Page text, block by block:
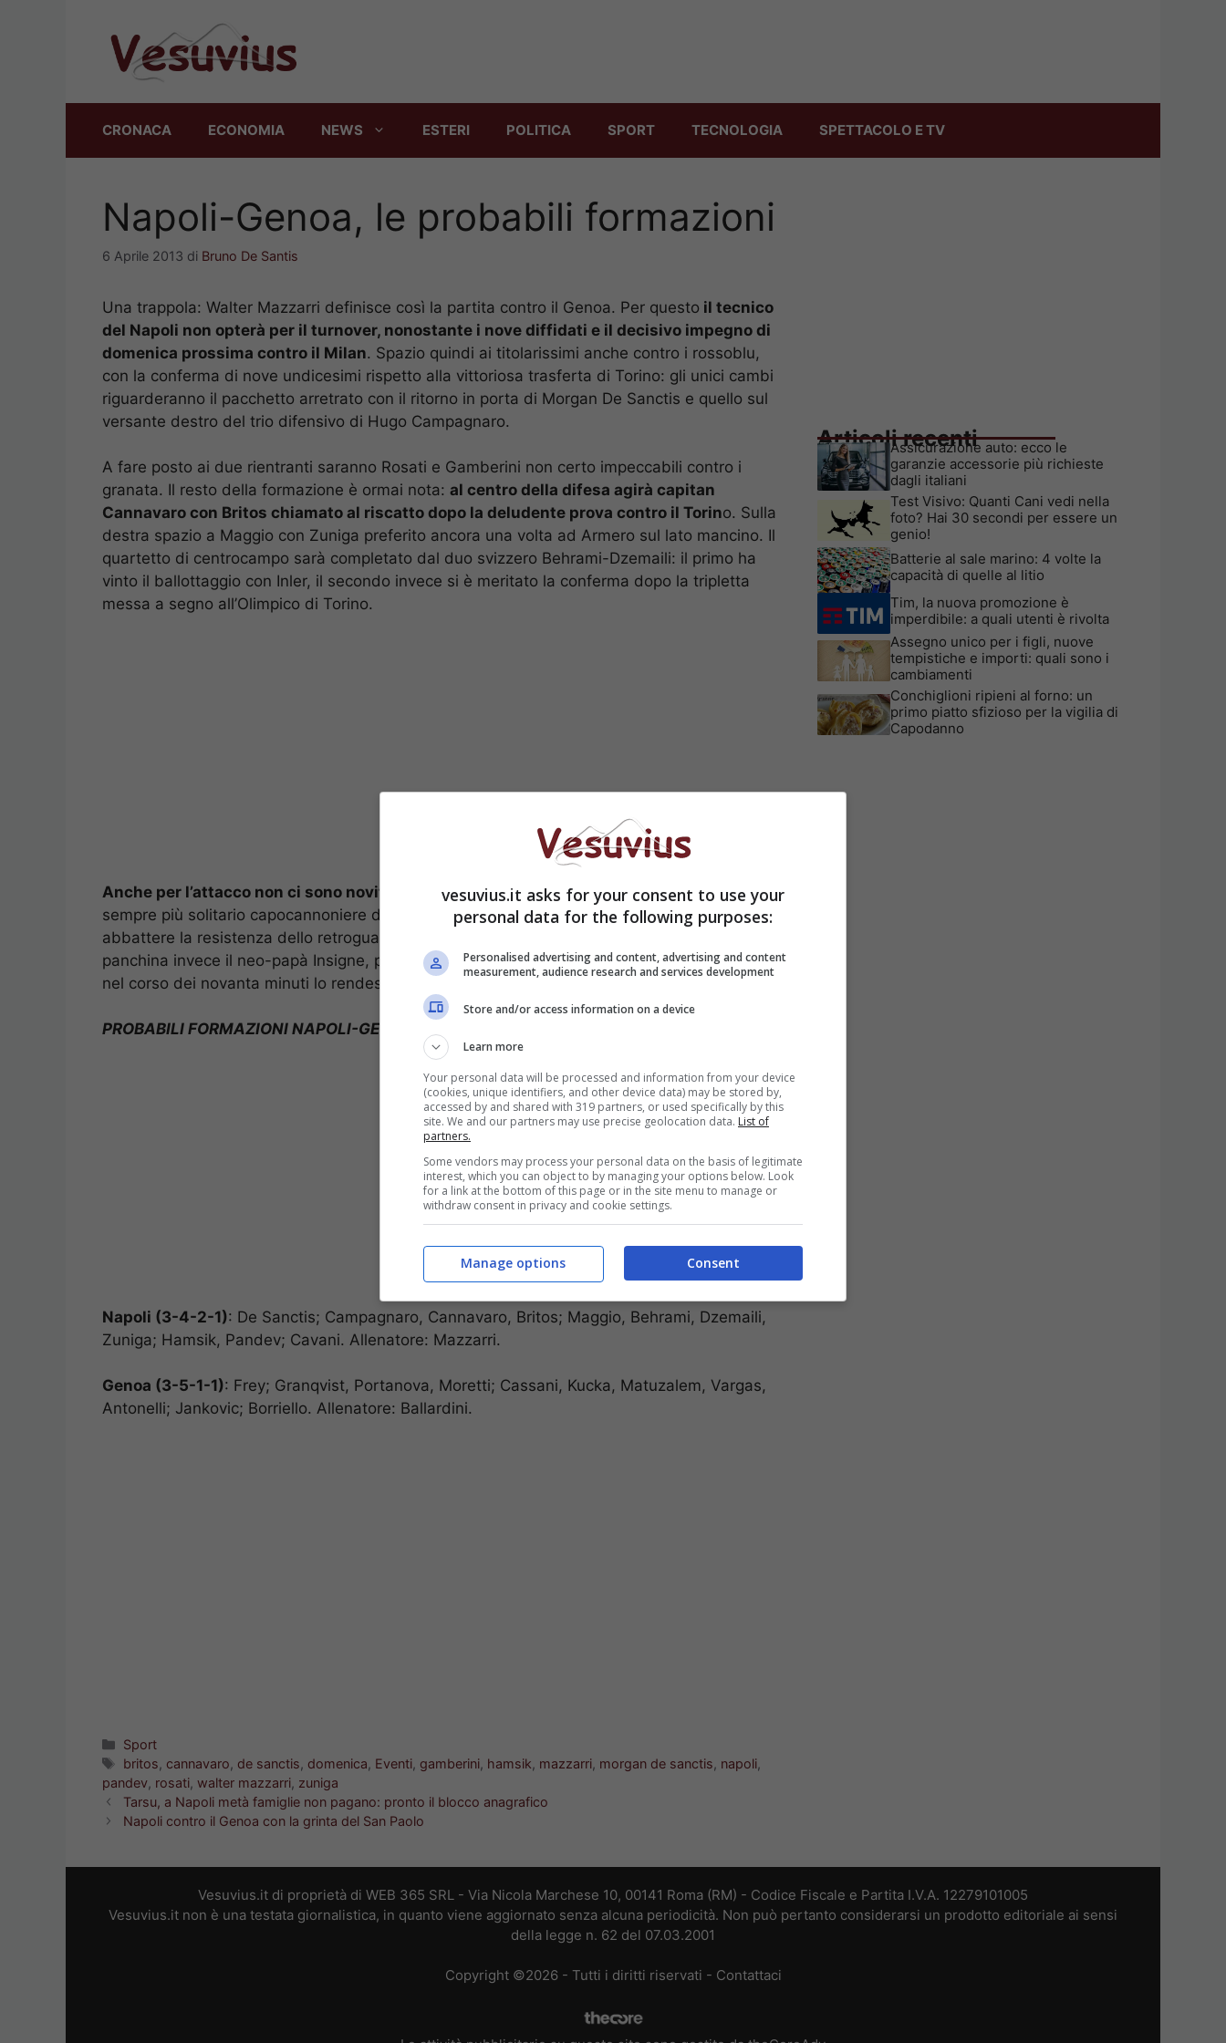
CRONACA ECONOMIA NEWS ESTERI POLITICA SPORT TECNOLOGIA SPETTACOLO E TV
Napoli-Genoa, le probabili formazioni
6 Aprile 2013 di Bruno De Santis
Una trappola: Walter Mazzarri definisce così la partita contro il Genoa. Per questo il tecnico
del Napoli non opterà per il turnover, nonostante i nove diffidati e il decisivo impegno di
domenica prossima contro il Milan. Spazio quindi ai titolarissimi anche contro i rossoblu,
con la conferma di nove undicesimi rispetto alla vittoriosa trasferta di Torino: gli unici cambi
riguarderanno il pacchetto arretrato con il ritorno in porta di Morgan De Sanctis e quello sul
versante destro del trio difensivo di Hugo Campagnaro.
A fare posto ai due rientranti saranno Rosati e Gamberini non certo impeccabili contro i
granata. Il resto della formazione è ormai nota: al centro della difesa agirà capitan
Cannavaro con Britos chiamato al riscatto dopo la deludente prova contro il Torino. Sulla
destra spazio a Maggio con Zuniga preferito ancora una volta ad Armero sul lato mancino. Il
quartetto di centrocampo sarà completato dal duo svizzero Behrami-Dzemaili: il primo ha
vinto il ballottaggio con Inler, il secondo invece si è meritato la conferma dopo la tripletta
messa a segno all’Olimpico di Torino.
Anche per l’attacco non ci sono novità: Hamsik e Pandev agiranno tra le linee, mentre il
sempre più solitario capocannoniere della Serie A, Edinson Cavani, sarà chiamato ad
abbattere la resistenza dello retroguardia del Genoa del suo ex allenatore Ballardini. In
panchina invece il neo-papà Insigne, pronto a dare il suo contributo alla causa se gli eventi
nel corso dei novanta minuti lo rendessero necessario.
PROBABILI FORMAZIONI NAPOLI-GENOA
Napoli (3-4-2-1): De Sanctis; Campagnaro, Cannavaro, Britos; Maggio, Behrami, Dzemaili,
Zuniga; Hamsik, Pandev; Cavani. Allenatore: Mazzarri.
Genoa (3-5-1-1): Frey; Granqvist, Portanova, Moretti; Cassani, Kucka, Matuzalem, Vargas,
Antonelli; Jankovic; Borriello. Allenatore: Ballardini.
Categorie
Sport
Tag
britos, cannavaro, de sanctis, domenica, Eventi, gamberini, hamsik, mazzarri, morgan de sanctis, napoli,
pandev, rosati, walter mazzarri, zuniga
Tarsu, a Napoli metà famiglie non pagano: pronto il blocco anagrafico
Napoli contro il Genoa con la grinta del San Paolo
Articoli recenti
Assicurazione auto: ecco le
garanzie accessorie più richieste
dagli italiani
Test Visivo: Quanti Cani vedi nella
foto? Hai 30 secondi per essere un
genio!
Batterie al sale marino: 4 volte la
capacità di quelle al litio
Tim, la nuova promozione è
imperdibile: a quali utenti è rivolta
Assegno unico per i figli, nuove
tempistiche e importi: quali sono i
cambiamenti
Conchiglioni ripieni al forno: un
primo piatto sfizioso per la vigilia di
Capodanno
Vesuvius.it di proprietà di WEB 365 SRL - Via Nicola Marchese 10, 00141 Roma (RM) - Codice Fiscale e Partita I.V.A. 12279101005
Vesuvius.it non è una testata giornalistica, in quanto viene aggiornato senza alcuna periodicità. Non può pertanto considerarsi un prodotto editoriale ai sensi
della legge n. 62 del 07.03.2001
Copyright ©2026 - Tutti i diritti riservati - Contattaci
vesuvius.it asks for your consent to use your
personal data for the following purposes:
Personalised advertising and content, advertising and content
measurement, audience research and services development
Store and/or access information on a device
Learn more
Your personal data will be processed and information from your device
(cookies, unique identifiers, and other device data) may be stored by,
accessed by and shared with 319 partners, or used specifically by this
site. We and our partners may use precise geolocation data. List of
partners.
Some vendors may process your personal data on the basis of legitimate
interest, which you can object to by managing your options below. Look
for a link at the bottom of this page or in the site menu to manage or
withdraw consent in privacy and cookie settings.
Consent
Manage options